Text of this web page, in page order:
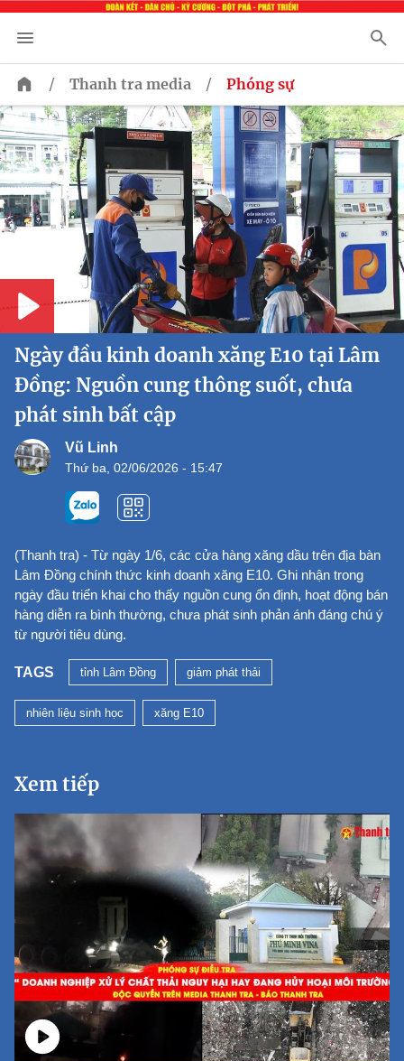
/ Thanh tra media / Phóng sự
Play
Ngày đầu kinh doanh xăng E10 tại Lâm
Đồng: Nguồn cung thông suốt, chưa
phát sinh bất cập
Vũ Linh
Thứ ba, 02/06/2026 - 15:47
(Thanh tra) - Từ ngày 1/6, các cửa hàng xăng dầu trên địa bàn
Lâm Đồng chính thức kinh doanh xăng E10. Ghi nhận trong
ngày đầu triển khai cho thấy nguồn cung ổn định, hoạt động bán
hàng diễn ra bình thường, chưa phát sinh phản ánh đáng chú ý
từ người tiêu dùng.
TAGS tỉnh Lâm Đồng giảm phát thải
nhiên liệu sinh học xăng E10
Xem tiếp